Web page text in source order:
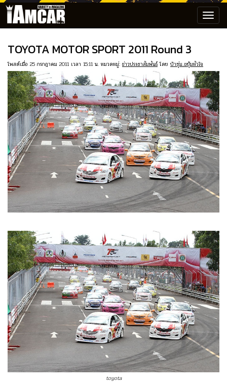
TOYOTA MOTOR SPORT 2011 Round 3
โพสต์เมื่อ 25 กรกฎาคม 2011 เวลา 15:11 น. หมวดหมู่: ข่าวประชาสัมพันธ์โดย ป๋าซุ่ม..ขยุ้มหัวใจ
toyota